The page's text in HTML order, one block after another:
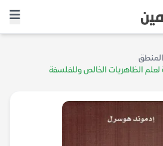
الظاهريات الخالص وللفلسفة